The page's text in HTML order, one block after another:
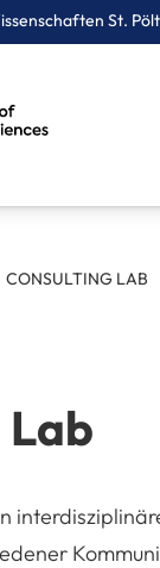
St.
CONSULTING LAB